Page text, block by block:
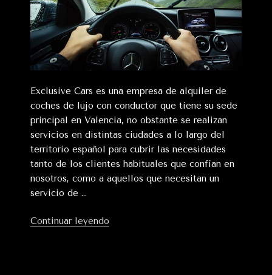
Exclusive Cars es una empresa de alquiler de
coches de lujo con conductor que tiene su sede
principal en Valencia, no obstante se realizan
servicios en distintas ciudades a lo largo del
territorio español para cubrir las necesidades
tanto de los clientes habituales que confían en
nosotros, como a aquellos que necesitan un
servicio de …
Continuar leyendo